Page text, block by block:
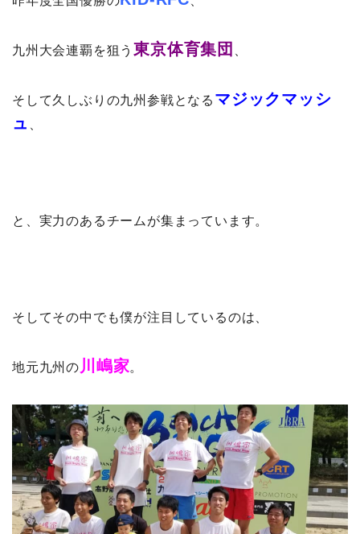
九州大会連覇を狙う 東京体育集団
そして久しぶりの九州参戦となる マジックマッシ
ュ
と、実力のあるチームが集まっています。
そしてその中でも僕が注目しているのは、
地元九州の 川嶋家。